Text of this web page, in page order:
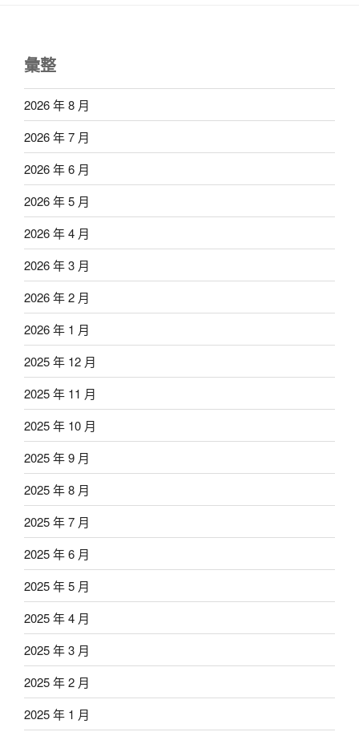
彙整
2026 年 8 月
2026 年 7 月
2026 年 6 月
2026 年 5 月
2026 年 4 月
2026 年 3 月
2026 年 2 月
2026 年 1 月
2025 年 12 月
2025 年 11 月
2025 年 10 月
2025 年 9 月
2025 年 8 月
2025 年 7 月
2025 年 6 月
2025 年 5 月
2025 年 4 月
2025 年 3 月
2025 年 2 月
2025 年 1 月